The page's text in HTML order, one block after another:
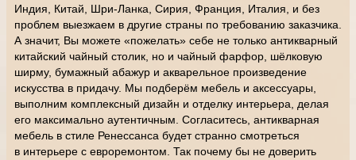
Индия, Китай, Шри-Ланка, Сирия, Франция, Италия, и без
проблем выезжаем в другие страны по требованию заказчика.
А значит, Вы можете «пожелать» себе не только антикварный
китайский чайный столик, но и чайный фарфор, шёлковую
ширму, бумажный абажур и акварельное произведение
искусства в придачу. Мы подберём мебель и аксессуары,
выполним комплексный дизайн и отделку интерьера, делая
его максимально аутентичным. Согласитесь, антикварная
мебель в стиле Ренессанса будет странно смотреться
в интерьере с евроремонтом. Так почему бы не доверить